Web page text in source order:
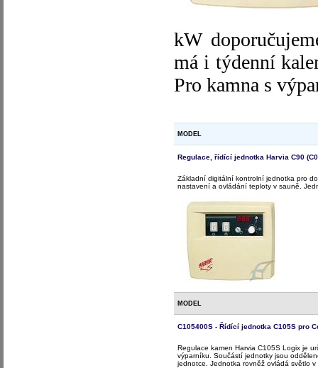
kW
má i týdenní
Pro kamna s
MODEL
Regulace, řídící jednotka Harvia C90
Základní digitální kontrolní jednotka pro
nastavení a ovládání teploty v sauně.
MODEL
C105400S - Řídící jednotka C105S pro
Regulace kamen Harvia C105S Logix je
výparníku. Součástí jednotky jsou
jednotce. Jednotka rovněž ovládá světlo